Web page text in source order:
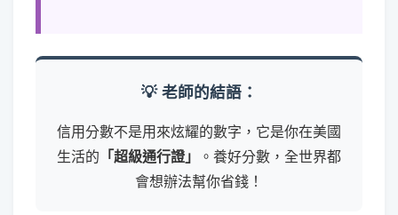
💡 老師的結語：
信用分數不是用來炫耀的數字，它是你在美國
生活的 「超級通行證」
。養好分數，全世界都
會想辦法幫你省錢！